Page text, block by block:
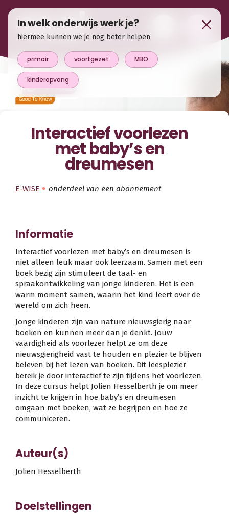
Interactief voorlezen
met baby’s en
dreumesen
E-WISE onderdeel van een abonnement
Informatie
Interactief voorlezen met baby’s en dreumesen is
niet alleen leuk maar ook leerzaam. Samen met een
boek bezig zijn stimuleert de taal- en
spraakontwikkeling van jonge kinderen. Het is een
warm moment samen, waarin het kind leert over de
wereld om zich heen.
Jonge kinderen zijn van nature nieuwsgierig naar
boeken en kunnen meer dan je denkt. Jouw
vaardigheid als voorlezer helpt ze om deze
nieuwsgierigheid vast te houden en plezier te blijven
beleven bij het lezen van boeken. Dit leesplezier
bereik je door interactief te zijn tijdens het voorlezen.
In deze cursus helpt Jolien Hesselberth je om meer
inzicht te krijgen in hoe baby’s en dreumesen
omgaan met boeken, wat ze begrijpen en hoe ze
communiceren.
Auteur(s)
Jolien Hesselberth
Doelstellingen
In welk onderwijs werk je?
hiermee kunnen we je nog beter helpen
primair voortgezet MBO
kinderopvang